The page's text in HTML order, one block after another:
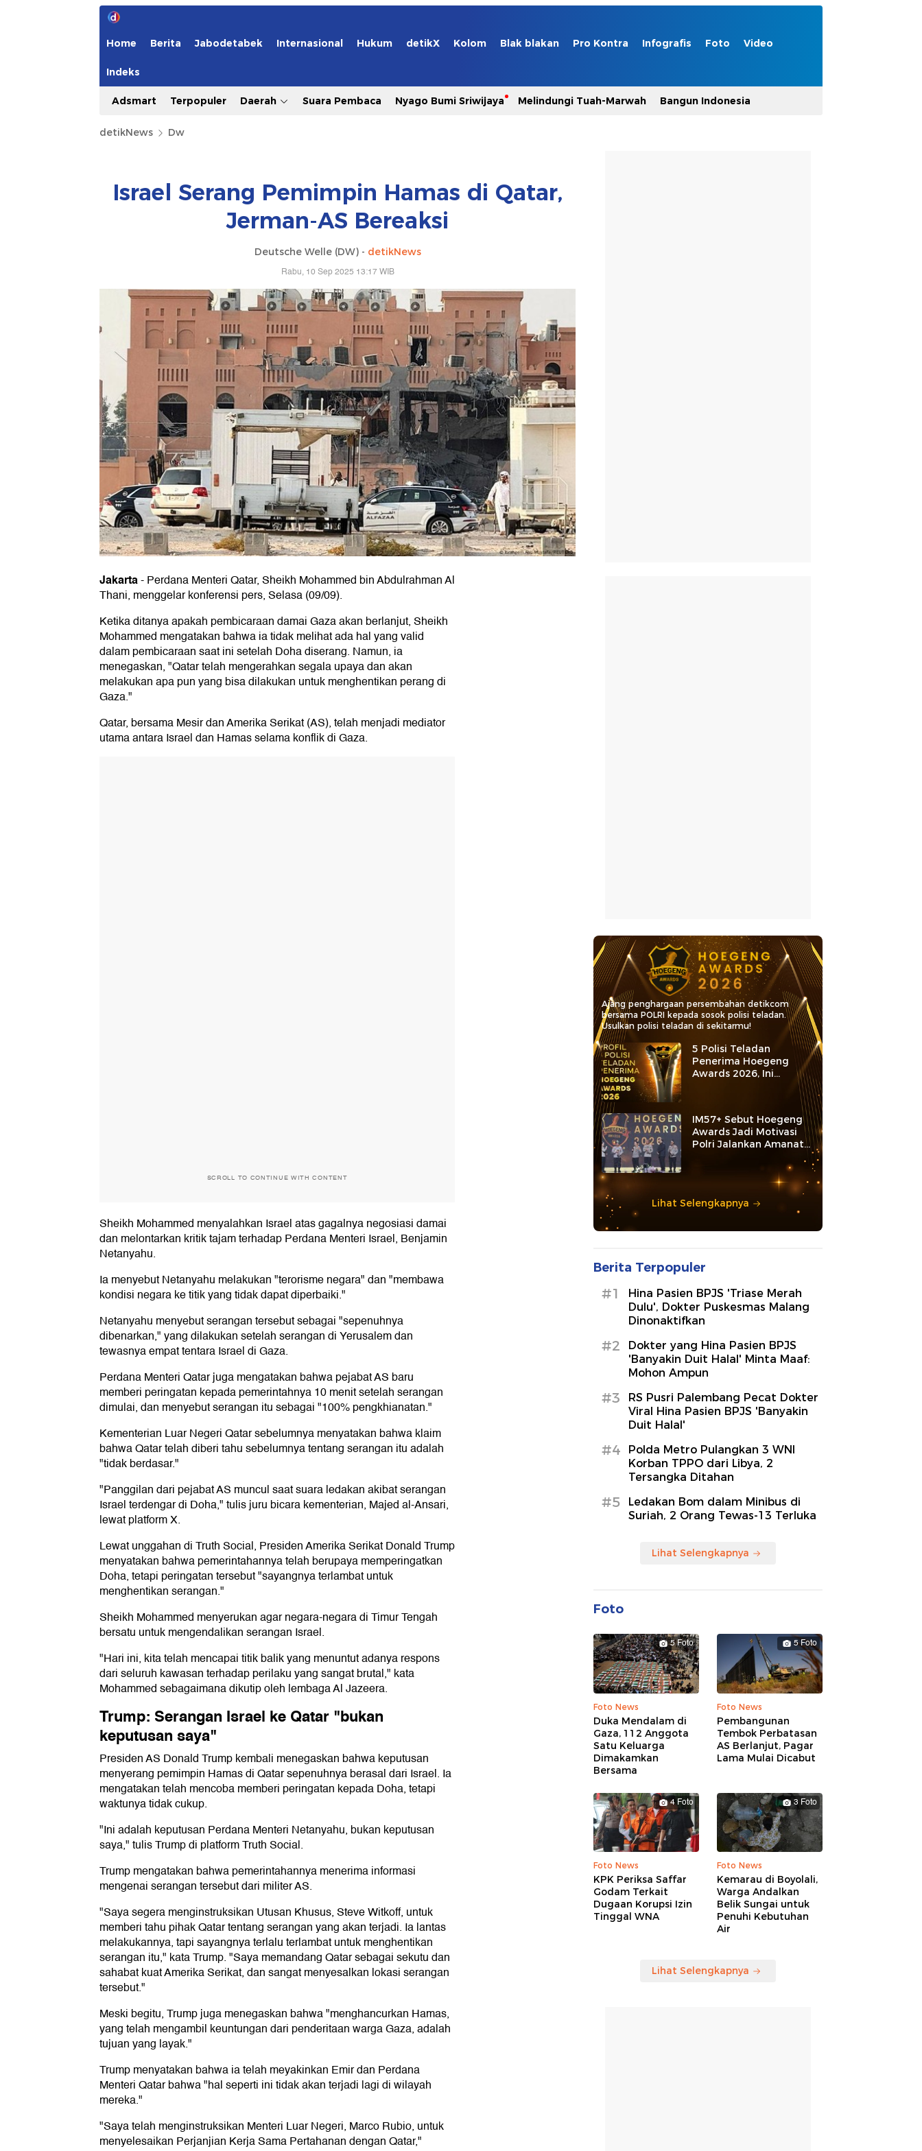
Home Berita Jabodetabek Internasional Hukum detikX Kolom Blak blakan Pro Kontra Infografis Foto Video
Indeks
Adsmart Terpopuler Daerah Suara Pembaca Nyago Bumi Sriwijaya Melindungi Tuah-Marwah Bangun Indonesia
detikNews Dw
Israel Serang Pemimpin Hamas di Qatar,
Jerman-AS Bereaksi
Deutsche Welle (DW) - detikNews
Rabu, 10 Sep 2025 13:17 WIB
Jakarta-Perdana Menteri Qatar, Sheikh Mohammed bin Abdulrahman Al
Thani, menggelar konferensi pers, Selasa (09/09).
Ketika ditanya apakah pembicaraan damai Gaza akan berlanjut, Sheikh
Mohammed mengatakan bahwa ia tidak melihat ada hal yang valid
dalam pembicaraan saat ini setelah Doha diserang. Namun, ia
menegaskan, "Qatar telah mengerahkan segala upaya dan akan
melakukan apa pun yang bisa dilakukan untuk menghentikan perang di
Gaza."
Qatar, bersama Mesir dan Amerika Serikat (AS), telah menjadi mediator
utama antara Israel dan Hamas selama konflik di Gaza.
SCROLL TO CONTINUE WITH CONTENT
Sheikh Mohammed menyalahkan Israel atas gagalnya negosiasi damai
dan melontarkan kritik tajam terhadap Perdana Menteri Israel, Benjamin
Netanyahu.
Ia menyebut Netanyahu melakukan "terorisme negara" dan "membawa
kondisi negara ke titik yang tidak dapat diperbaiki."
Netanyahu menyebut serangan tersebut sebagai "sepenuhnya
dibenarkan," yang dilakukan setelah serangan di Yerusalem dan
tewasnya empat tentara Israel di Gaza.
Perdana Menteri Qatar juga mengatakan bahwa pejabat AS baru
memberi peringatan kepada pemerintahnya 10 menit setelah serangan
dimulai, dan menyebut serangan itu sebagai "100% pengkhianatan."
Kementerian Luar Negeri Qatar sebelumnya menyatakan bahwa klaim
bahwa Qatar telah diberi tahu sebelumnya tentang serangan itu adalah
"tidak berdasar."
"Panggilan dari pejabat AS muncul saat suara ledakan akibat serangan
Israel terdengar di Doha," tulis juru bicara kementerian, Majed al-Ansari,
lewat platform X.
Lewat unggahan di Truth Social, Presiden Amerika Serikat Donald Trump
menyatakan bahwa pemerintahannya telah berupaya memperingatkan
Doha, tetapi peringatan tersebut "sayangnya terlambat untuk
menghentikan serangan."
Sheikh Mohammed menyerukan agar negara-negara di Timur Tengah
bersatu untuk mengendalikan serangan Israel.
"Hari ini, kita telah mencapai titik balik yang menuntut adanya respons
dari seluruh kawasan terhadap perilaku yang sangat brutal," kata
Mohammed sebagaimana dikutip oleh lembaga Al Jazeera.
Trump: Serangan Israel ke Qatar "bukan
keputusan saya"
Presiden AS Donald Trump kembali menegaskan bahwa keputusan
menyerang pemimpin Hamas di Qatar sepenuhnya berasal dari Israel. Ia
mengatakan telah mencoba memberi peringatan kepada Doha, tetapi
waktunya tidak cukup.
"Ini adalah keputusan Perdana Menteri Netanyahu, bukan keputusan
saya," tulis Trump di platform Truth Social.
Trump mengatakan bahwa pemerintahannya menerima informasi
mengenai serangan tersebut dari militer AS.
"Saya segera menginstruksikan Utusan Khusus, Steve Witkoff, untuk
memberi tahu pihak Qatar tentang serangan yang akan terjadi. Ia lantas
melakukannya, tapi sayangnya terlalu terlambat untuk menghentikan
serangan itu," kata Trump. "Saya memandang Qatar sebagai sekutu dan
sahabat kuat Amerika Serikat, dan sangat menyesalkan lokasi serangan
tersebut."
Meski begitu, Trump juga menegaskan bahwa "menghancurkan Hamas,
yang telah mengambil keuntungan dari penderitaan warga Gaza, adalah
tujuan yang layak."
Trump menyatakan bahwa ia telah meyakinkan Emir dan Perdana
Menteri Qatar bahwa "hal seperti ini tidak akan terjadi lagi di wilayah
mereka."
"Saya telah menginstruksikan Menteri Luar Negeri, Marco Rubio, untuk
menyelesaikan Perjanjian Kerja Sama Pertahanan dengan Qatar,"
Ajang penghargaan persembahan detikcom
bersama POLRI kepada sosok polisi teladan.
Usulkan polisi teladan di sekitarmu!
5 Polisi Teladan
Penerima Hoegeng
Awards 2026, Ini
Kategori dan Kiprahnya
IM57+ Sebut Hoegeng
Awards Jadi Motivasi
Polri Jalankan Amanat
Lihat Selengkapnya
Berita Terpopuler
#1
Hina Pasien BPJS 'Triase Merah
Dulu', Dokter Puskesmas Malang
Dinonaktifkan
#2
Dokter yang Hina Pasien BPJS
'Banyakin Duit Halal' Minta Maaf:
Mohon Ampun
#3
RS Pusri Palembang Pecat Dokter
Viral Hina Pasien BPJS 'Banyakin
Duit Halal'
#4
Polda Metro Pulangkan 3 WNI
Korban TPPO dari Libya, 2
Tersangka Ditahan
#5
Ledakan Bom dalam Minibus di
Suriah, 2 Orang Tewas-13 Terluka
Lihat Selengkapnya
Foto
5 Foto
Foto News
Duka Mendalam di
Gaza, 112 Anggota
Satu Keluarga
Dimakamkan
Bersama
5 Foto
Foto News
Pembangunan
Tembok Perbatasan
AS Berlanjut, Pagar
Lama Mulai Dicabut
4 Foto
Foto News
KPK Periksa Saffar
Godam Terkait
Dugaan Korupsi Izin
Tinggal WNA
3 Foto
Foto News
Kemarau di Boyolali,
Warga Andalkan
Belik Sungai untuk
Penuhi Kebutuhan
Air
Lihat Selengkapnya